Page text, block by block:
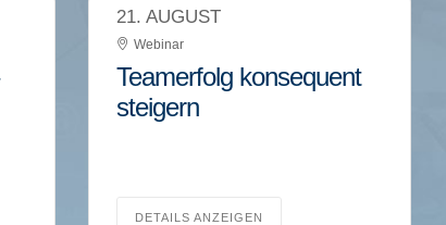
21. AUGUST
Webinar
Teamerfolg konsequent
steigern
DETAILS ANZEIGEN